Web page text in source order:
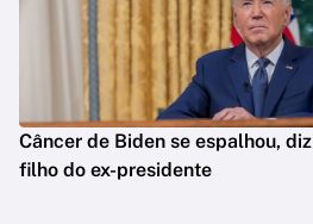
Câncer de Biden se espalhou, diz
filho do ex-presidente